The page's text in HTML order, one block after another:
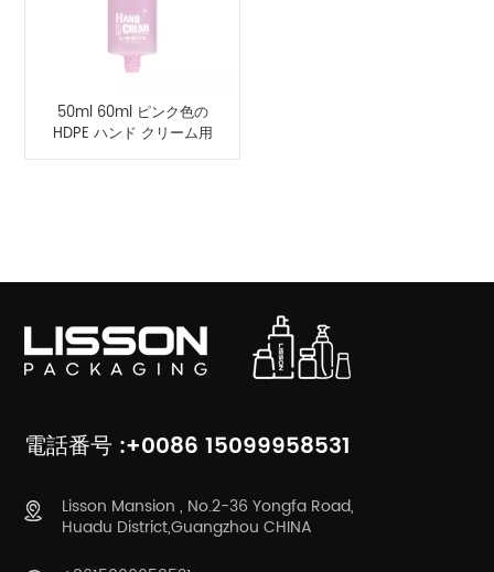
50ml 60ml ピンク色の
HDPE ハンド クリーム用
プラスチック楕円形ボト
電話番号 :+0086 15099958531
Lisson Mansion , No.2-36 Yongfa Road,
Huadu District,Guangzhou CHINA